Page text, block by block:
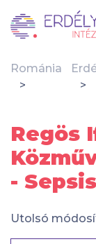
Románia
Regös
-
Utolsó